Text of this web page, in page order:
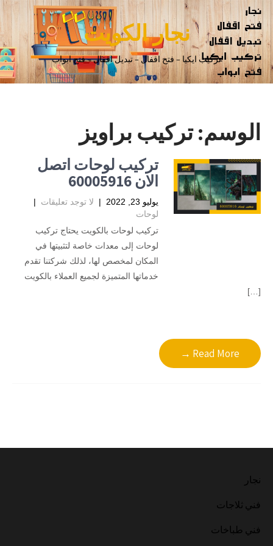
نجار الكويت
تركيب ايكيا – فتح اقفال – تبديل اقفال – فتح ابواب
الوسم:تركيب براويز
تركيب لوحات اتصل
الان 60005916
يوليو 23, 2022 | لا توجد تعليقات
|
لوحات
تركيب لوحات بالكويت يحتاج تركيب
لوحات إلى معدات خاصة لتثبيتها في
المكان لمخصص لها، لذلك شركتنا تقدم
خدماتها المتميزة لجميع العملاء بالكويت
[…]
Read More →
نجار
فني ثلاجات
فني طباخات